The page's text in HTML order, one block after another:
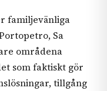
familjevänliga
Sa
områdena
som faktiskt gör
tillgång